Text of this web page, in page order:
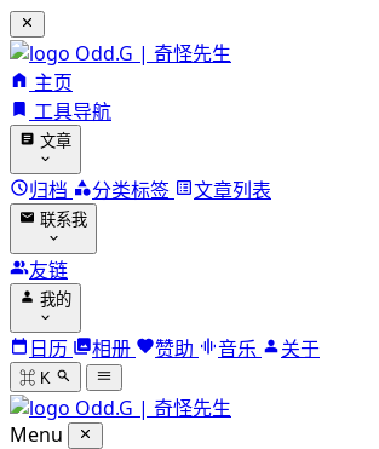
Odd.G | 奇怪先生
主页
工具导航
文章
归档 分类标签 文章列表
联系我
友链
我的
日历 相册 赞助 音乐 关于
⌘ K
Odd.G | 奇怪先生
Menu